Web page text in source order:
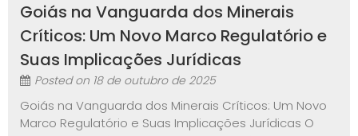
Goiás na Vanguarda dos Minerais
Críticos: Um Novo Marco Regulatório e
Suas Implicações Jurídicas
Posted on 18 de outubro de 2025
Goiás na Vanguarda dos Minerais Críticos: Um Novo
Marco Regulatório e Suas Implicações Jurídicas O